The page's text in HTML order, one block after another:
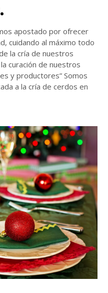
apostado por ofrecer
cuidando al máximo todo
la cría de nuestros
curación de nuestros
y productores” Somos
a la cría de cerdos en